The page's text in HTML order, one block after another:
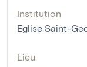
Institution
Eglise Saint-
Lieu